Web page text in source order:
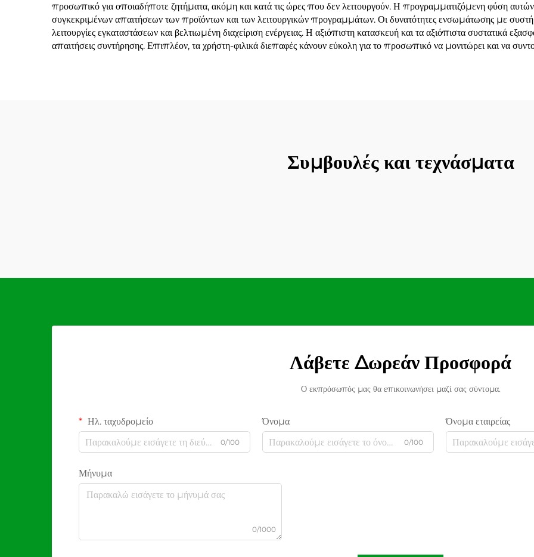
προσωπικό για οποιαδήποτε ζητήματα, ακόμη και κατά τις ώρες που δεν λειτουργούν. Η προγραμματιζόμενη φύση
συγκεκριμένων απαιτήσεων των προϊόντων και των λειτουργικών προγραμμάτων. Οι δυνατότητες ενσωμάτωσης με
λειτουργίες εγκαταστάσεων και βελτιωμένη διαχείριση ενέργειας. Η αξιόπιστη κατασκευή και τα αξιόπιστα συστατικά
απαιτήσεις συντήρησης. Επιπλέον, τα χρήστη-φιλικά διεπαφές κάνουν εύκολη για το προσωπικό να μονιτώρει και να
Συμβουλές και τεχνάσματα
Λάβετε Δωρεάν Προσφορά
Ο εκπρόσωπός μας θα επικοινωνήσει μαζί σας σύντομα.
Ηλ. ταχυδρομείο
0/100
Όνομα
0/100
Όνομα εταιρείας
Μήνυμα
0/1000